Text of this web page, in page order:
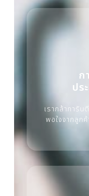
ก
ปร
เรากล้าการั
พอใจจากลูก